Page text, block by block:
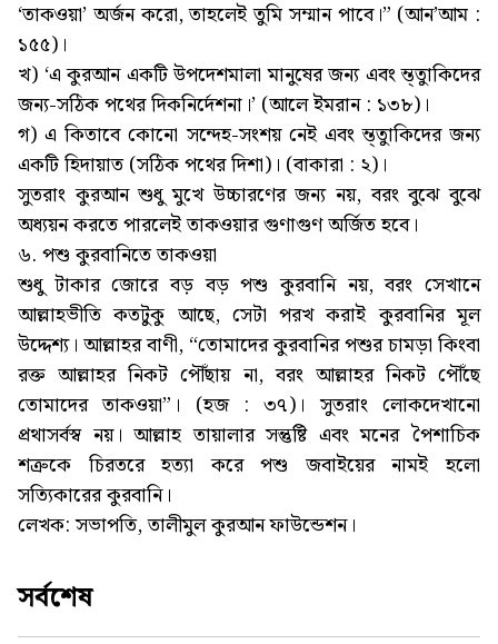
‘তাকওয়া’ অর্জন করো, তাহলেই তুমি সম্মান পাবে।” (আন’আম :
১৫৫)।
খ) ‘এ কুরআন একটি উপদেশমালা মানুষের জন্য এবং ম্ত্তুাকিদের
জন্য-সঠিক পথের দিকনির্দেশনা।’ (আলে ইমরান : ১৩৮)।
গ) এ কিতাবে কোনো সন্দেহ-সংশয় নেই এবং ম্ত্তুাকিদের জন্য
একটি হিদায়াত (সঠিক পথের দিশা)। (বাকারা : ২)।
সুতরাং কুরআন শুধু মুখে উচ্চারণের জন্য নয়, বরং বুঝে বুঝে
অধ্যয়ন করতে পারলেই তাকওয়ার গুণাগুণ অর্জিত হবে।
৬. পশু কুরবানিতে তাকওয়া
শুধু টাকার জোরে বড় বড় পশু কুরবানি নয়, বরং সেখানে
আল্লাহভীতি কতটুকু আছে, সেটা পরখ করাই কুরবানির মূল
উদ্দেশ্য। আল্লাহর বাণী, “তোমাদের কুরবানির পশুর চামড়া কিংবা
রক্ত আল্লাহর নিকট পৌঁছায় না, বরং আল্লাহর নিকট পৌঁছে
তোমাদের তাকওয়া”। (হজ : ৩৭)। সুতরাং লোকদেখানো
প্রথাসর্বস্ব নয়। আল্লাহ তায়ালার সন্তুষ্টি এবং মনের পৈশাচিক
শত্রুকে চিরতরে হত্যা করে পশু জবাইয়ের নামই হলো
সত্যিকারের কুরবানি।
লেখক: সভাপতি, তালীমুল কুরআন ফাউন্ডেশন।
সর্বশেষ